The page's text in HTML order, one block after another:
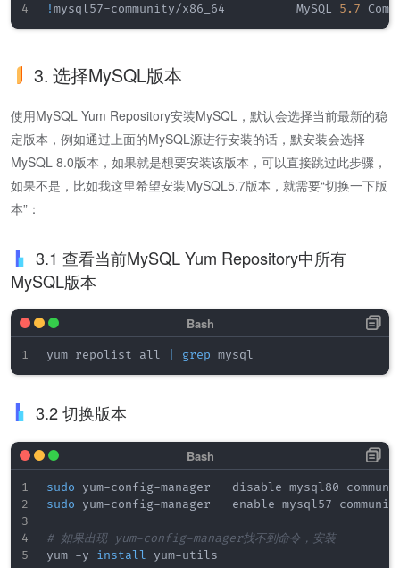
!mysql57-community/x86_64          MySQL 5.7
3. 选择MySQL版本
使用MySQL Yum Repository安装MySQL，默认会选择当前最新的稳
定版本，例如通过上面的MySQL源进行安装的话，默安装会选择
MySQL 8.0版本，如果就是想要安装该版本，可以直接跳过此步骤，
如果不是，比如我这里希望安装MySQL5.7版本，就需要“切换一下版
本”：
3.1 查看当前MySQL Yum Repository中所有
MySQL版本
yum repolist all grep
3.2 切换版本
sudo
sudo yum-config-manager --enable mysql57-
# 如果出现 yum-config-manager找不到命令，安装
yum -y install